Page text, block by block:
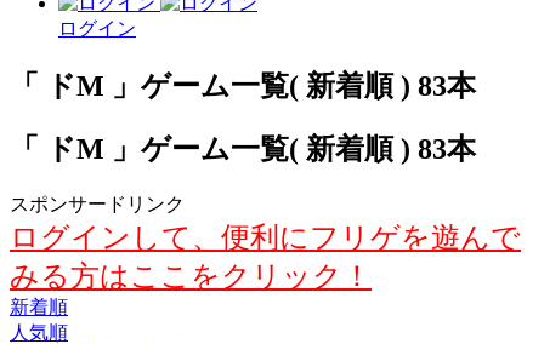
ログイン
「 ドM 」ゲーム一覧( 新着順 ) 83本
「 ドM 」ゲーム一覧( 新着順 ) 83本
スポンサードリンク
ログインして、便利にフリゲを遊んで
みる方はここをクリック！
新着順
人気順